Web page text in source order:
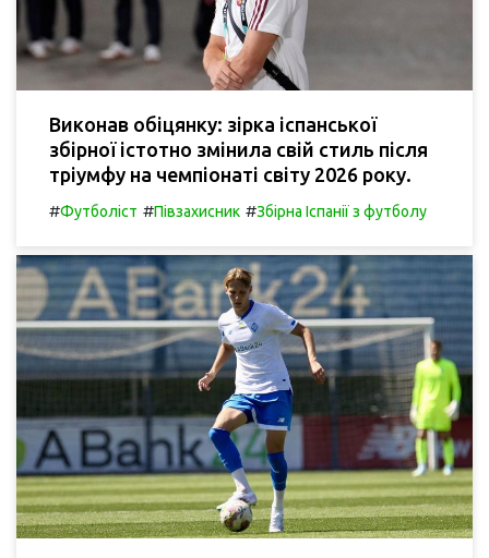
Виконав обіцянку: зірка іспанської
збірної істотно змінила свій стиль після
тріумфу на чемпіонаті світу 2026 року.
#Футболіст #Півзахисник #Збірна Іспанії з футболу